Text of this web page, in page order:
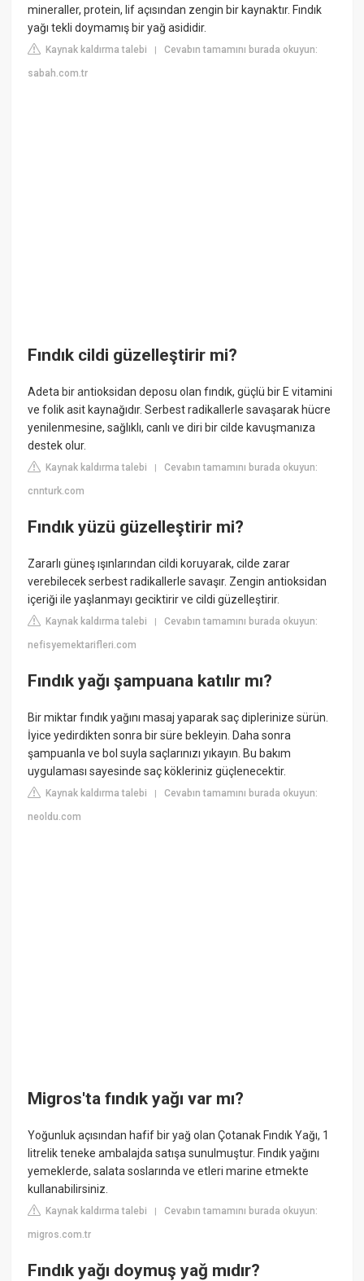
mineraller, protein, lif açısından zengin bir kaynaktır. Fındık
yağı tekli doymamış bir yağ asididir.
Kaynak kaldırma talebi |Cevabın tamamını burada okuyun:
sabah.com.tr
Fındık cildi güzelleştirir mi?
Adeta bir antioksidan deposu olan fındık, güçlü bir E vitamini
ve folik asit kaynağıdır. Serbest radikallerle savaşarak hücre
yenilenmesine, sağlıklı, canlı ve diri bir cilde kavuşmanıza
destek olur.
Kaynak kaldırma talebi |Cevabın tamamını burada okuyun:
cnnturk.com
Fındık yüzü güzelleştirir mi?
Zararlı güneş ışınlarından cildi koruyarak, cilde zarar
verebilecek serbest radikallerle savaşır. Zengin antioksidan
içeriği ile yaşlanmayı geciktirir ve cildi güzelleştirir.
Kaynak kaldırma talebi |Cevabın tamamını burada okuyun:
nefisyemektarifleri.com
Fındık yağı şampuana katılır mı?
Bir miktar fındık yağını masaj yaparak saç diplerinize sürün.
İyice yedirdikten sonra bir süre bekleyin. Daha sonra
şampuanla ve bol suyla saçlarınızı yıkayın. Bu bakım
uygulaması sayesinde saç kökleriniz güçlenecektir.
Kaynak kaldırma talebi |Cevabın tamamını burada okuyun:
neoldu.com
Migros'ta fındık yağı var mı?
Yoğunluk açısından hafif bir yağ olan Çotanak Fındık Yağı, 1
litrelik teneke ambalajda satışa sunulmuştur. Fındık yağını
yemeklerde, salata soslarında ve etleri marine etmekte
kullanabilirsiniz.
Kaynak kaldırma talebi |Cevabın tamamını burada okuyun:
migros.com.tr
Fındık yağı doymuş yağ mıdır?